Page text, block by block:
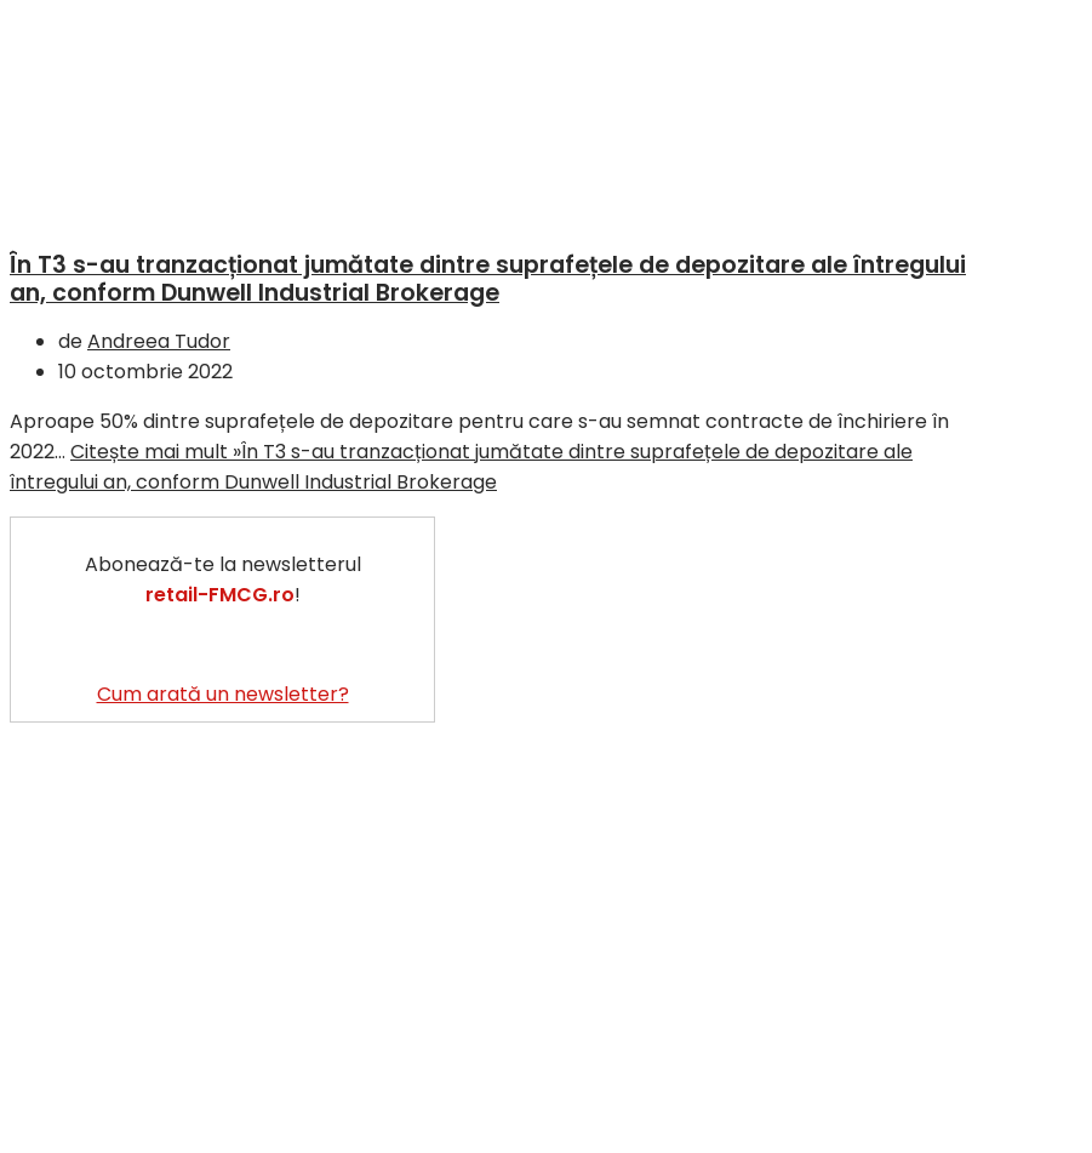
În T3 s-au tranzacționat jumătate dintre suprafețele de depozitare ale întregului
an, conform Dunwell Industrial Brokerage
deAndreea Tudor
10 octombrie 2022
Aproape 50% dintre suprafețele de depozitare pentru care s-au semnat contracte de închiriere în
2022… Citește mai mult »În T3 s-au tranzacționat jumătate dintre suprafețele de depozitare ale
întregului an, conform Dunwell Industrial Brokerage
Abonează-te la newsletterul
retail-FMCG.ro!
Cum arată un newsletter?